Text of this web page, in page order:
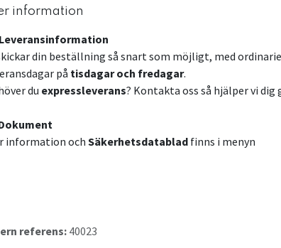
information
din beställning så snart som möjligt, med ordinarie
på tisdagar och fredagar.
du expressleverans? Kontakta oss så hjälper vi dig
information och Säkerhetsdatablad finns i menyn
referens:40023